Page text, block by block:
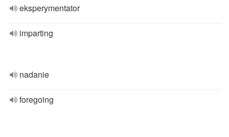
eksperymentator
imparting
nadanie
foregoing